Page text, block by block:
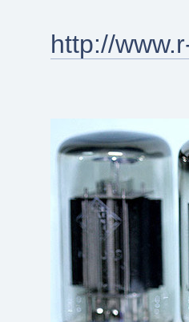
http://